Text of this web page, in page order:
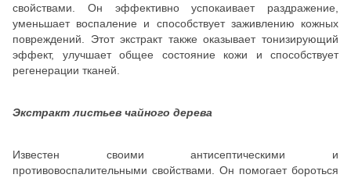
свойствами. Он эффективно успокаивает раздражение,
уменьшает воспаление и способствует заживлению кожных
повреждений. Этот экстракт также оказывает тонизирующий
эффект, улучшает общее состояние кожи и способствует
регенерации тканей.
Экстракт листьев чайного дерева
Известен своими антисептическими и
противовоспалительными свойствами. Он помогает бороться